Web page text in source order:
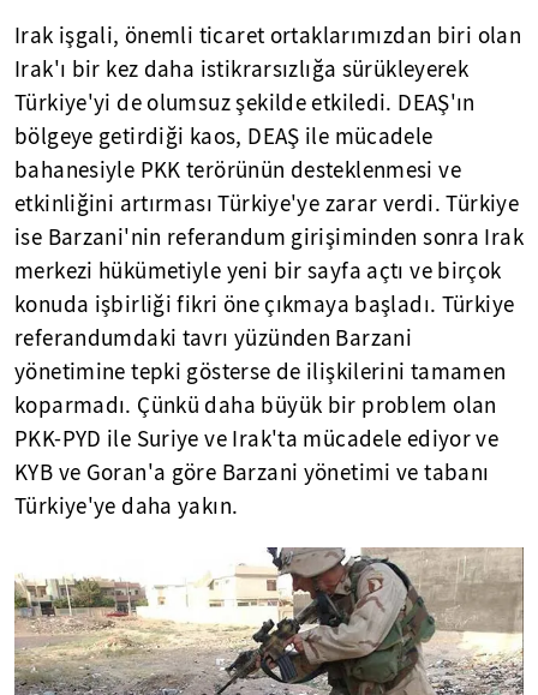
Irak işgali, önemli ticaret ortaklarımızdan biri olan
Irak'ı bir kez daha istikrarsızlığa sürükleyerek
Türkiye'yi de olumsuz şekilde etkiledi. DEAŞ'ın
bölgeye getirdiği kaos, DEAŞ ile mücadele
bahanesiyle PKK terörünün desteklenmesi ve
etkinliğini artırması Türkiye'ye zarar verdi. Türkiye
ise Barzani'nin referandum girişiminden sonra Irak
merkezi hükümetiyle yeni bir sayfa açtı ve birçok
konuda işbirliği fikri öne çıkmaya başladı. Türkiye
referandumdaki tavrı yüzünden Barzani
yönetimine tepki gösterse de ilişkilerini tamamen
koparmadı. Çünkü daha büyük bir problem olan
PKK-PYD ile Suriye ve Irak'ta mücadele ediyor ve
KYB ve Goran'a göre Barzani yönetimi ve tabanı
Türkiye'ye daha yakın.